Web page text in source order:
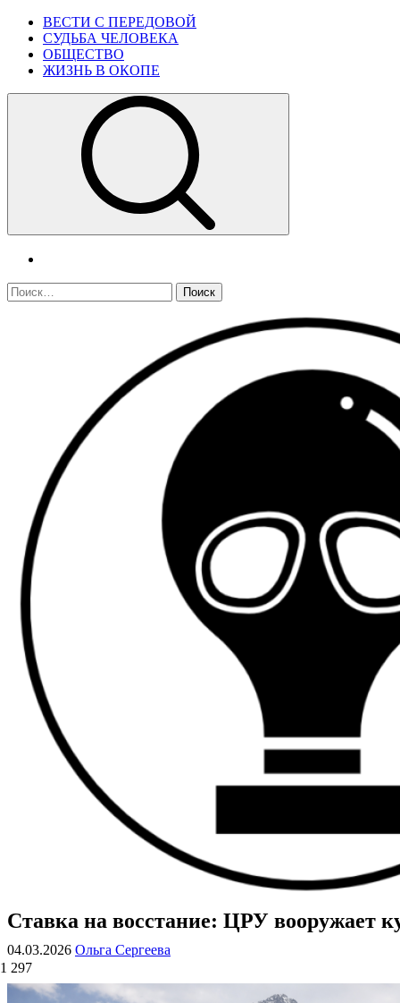
Skip
content
Primary
Menu
ВЕСТИ С ПЕРЕДОВОЙ
СУДЬБА ЧЕЛОВЕКА
ОБЩЕСТВО
ЖИЗНЬ В ОКОПЕ
Найти:
ВОЕННЫЕ СТРАНИЦЫ
СТАТЬИ ВОЕННОЙ ТЕМАТИКИ
Ставка на восстание: ЦРУ вооружает
04.03.2026 Ольга Сергеева
1 297